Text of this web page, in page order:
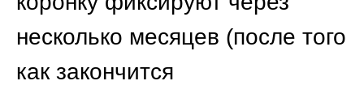
Такие изделия используют для
восстановления одного или 2–
отсутствующих зубов. Протез